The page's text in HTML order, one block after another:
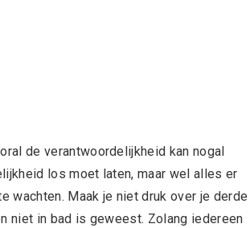
de verantwoordelijkheid kan nogal
los moet laten, maar wel alles er
wachten. Maak je niet druk over je derde
niet in bad is geweest. Zolang iedereen